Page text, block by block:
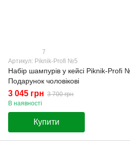
7
Артикул: Piknik-Profi №5
Набір шампурів у кейсі Piknik-
Подарунок чоловікові
3 045 грн 3 700 грн
В наявності
Купити